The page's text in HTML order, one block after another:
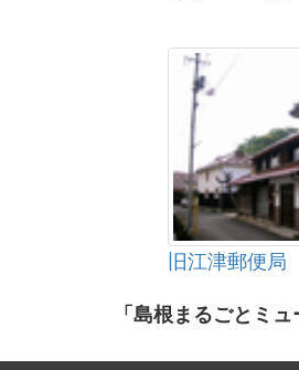
旧江津郵便局
「島根まるごとミ